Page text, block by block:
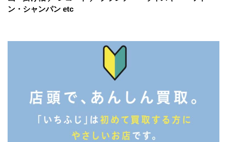
ン・シャンパン etc